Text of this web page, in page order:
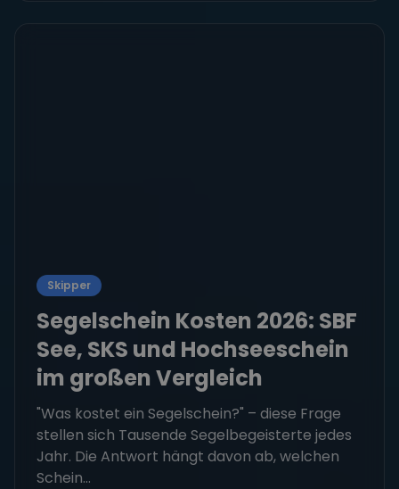
Skipper
Segelschein Kosten 2026: SBF
See, SKS und Hochseeschein
im großen Vergleich
"Was kostet ein Segelschein?" – diese Frage
stellen sich Tausende Segelbegeisterte jedes
Jahr. Die Antwort hängt davon ab, welchen
Schein...